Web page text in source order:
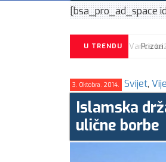
[bsa_pro_ad_space
U TRENDU
3. Oktobra. 2014. Svijet,
Islamska
ulične borbe